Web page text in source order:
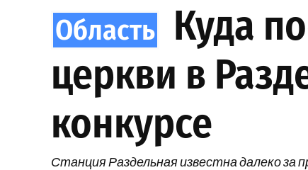
Куда
церкви в
конкурсе
Станция Раздельная известна далеко за